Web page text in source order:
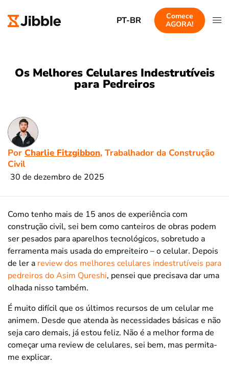
PT-BR
Comece
AGORA!
Os Melhores Celulares Indestrutíveis
para Pedreiros
Por Charlie Fitzgibbon, Trabalhador da Construção
Civil
30 de dezembro de 2025
Como tenho mais de 15 anos de experiência com
construção civil, sei bem como canteiros de obras podem
ser pesados para aparelhos tecnológicos, sobretudo a
ferramenta mais usada do empreiteiro – o celular. Depois
de ler a review dos melhores celulares indestrutíveis para
pedreiros do Asim Qureshi, pensei que precisava dar uma
olhada nisso também.
É muito difícil que os últimos recursos de um celular me
animem. Desde que atenda às necessidades básicas e não
seja caro demais, já estou feliz. Não é a melhor forma de
começar uma review de celulares, sei bem, mas permita-
me explicar.